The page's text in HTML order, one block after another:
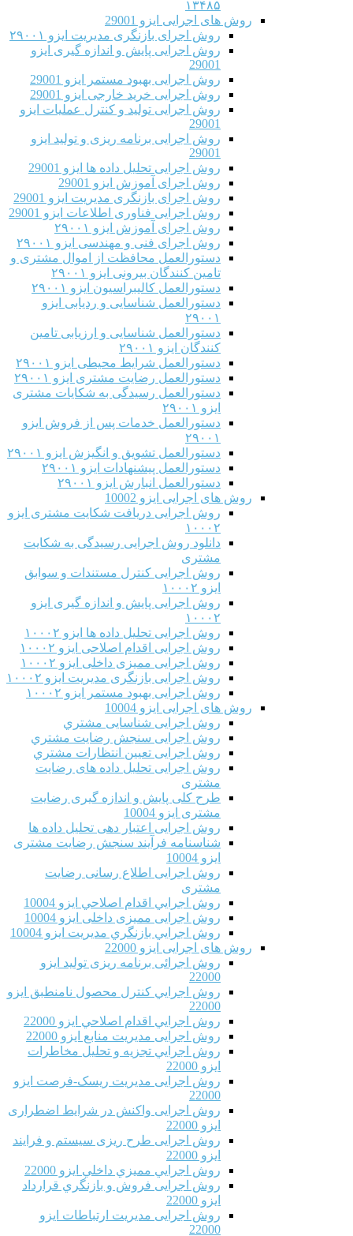
۱۳۴۸۵
روش های اجرایی ایزو 29001
روش اجرای بازنگری مدیریت ایزو ۲۹۰۰۱
روش اجرایی پایش و اندازه گیری ایزو
29001
روش اجرایی بهبود مستمر ایزو 29001
روش اجرایی خرید خارجی ایزو 29001
روش اجرایی تولید و کنترل عملیات ایزو
29001
روش اجرایی برنامه ریزی و تولید ایزو
29001
روش اجرایی تحلیل داده ها ایزو 29001
روش اجرای آموزش ایزو 29001
روش اجرای بازنگری مدیریت ایزو 29001
روش اجرایی فناوری اطلاعات ایزو 29001
روش اجرای آموزش ایزو ۲۹۰۰۱
روش اجرای فنی و مهندسی ایزو ۲۹۰۰۱
دستورالعمل محافظت از اموال مشتری و
تامین کنندگان بیرونی ایزو ۲۹۰۰۱
دستورالعمل کالیبراسیون ایزو ۲۹۰۰۱
دستورالعمل شناسایی و ردیابی ایزو
۲۹۰۰۱
دستورالعمل شناسایی و ارزیابی تامین
کنندگان ایزو ۲۹۰۰۱
دستورالعمل شرایط محیطی ایزو ۲۹۰۰۱
دستورالعمل رضایت مشتری ایزو ۲۹۰۰۱
دستورالعمل رسیدگی به شکایات مشتری
ایزو ۲۹۰۰۱
دستورالعمل خدمات پس از فروش ایزو
۲۹۰۰۱
دستورالعمل تشویق و انگیزش ایزو ۲۹۰۰۱
دستورالعمل پیشنهادات ایزو ۲۹۰۰۱
دستورالعمل انبارش ایزو ۲۹۰۰۱
روش های اجرایی ایزو 10002
روش اجرایی دریافت شکایت مشتری ایزو
۱۰۰۰۲
دانلود روش اجرایی رسیدگی به شکایت
مشتری
روش اجرایی کنترل مستندات و سوابق
ایزو ۱۰۰۰۲
روش اجرایی پایش و اندازه گیری ایزو
۱۰۰۰۲
روش اجرایی تحلیل داده ها ایزو ۱۰۰۰۲
روش اجرایی اقدام اصلاحی ایزو ۱۰۰۰۲
روش اجرایی ممیزی داخلی ایزو ۱۰۰۰۲
روش اجرایی بازنگری مدیریت ایزو ۱۰۰۰۲
روش اجرایی بهبود مستمر ایزو ۱۰۰۰۲
روش های اجرایی ایزو 10004
روش اجرایی شناسایی مشتري
روش اجرایی سنجش رضایت مشتري
روش اجرایی تعیین انتظارات مشتري
روش اجرایی تحلیل داده های رضایت
مشتری
طرح کلی پایش و اندازه گیری رضایت
مشتری ایزو 10004
روش اجرایی اعتبار دهی تحلیل داده ها
شناسنامه فرآیند سنجش رضایت مشتری
ایزو 10004
روش اجرایی اطلاع رسانی رضایت
مشتری
روش اجرايي اقدام اصلاحي ایزو 10004
روش اجرایی ممیزی داخلی ایزو 10004
روش اجرايي بازنگري مديريت ایزو 10004
روش های اجرایی ایزو 22000
روش اجرائی برنامه ريزی توليد ایزو
22000
روش اجرايي كنترل محصول نامنطبق ایزو
22000
روش اجرايي اقدام اصلاحي ایزو 22000
روش اجرایی مدیریت منابع ایزو 22000
روش اجرايي تجزیه و تحلیل مخاطرات
ایزو 22000
روش اجرایی مدیریت ریسک-فرصت ایزو
22000
روش اجرایی واکنش در شرایط اضطراری
ایزو 22000
روش اجرایی طرح ریزی سیستم و فرایند
ایزو 22000
روش اجرايي مميزي داخلي ایزو 22000
روش اجرایی فروش و بازنگري قرارداد
ایزو 22000
روش اجرایی مدیریت ارتباطات ایزو
22000